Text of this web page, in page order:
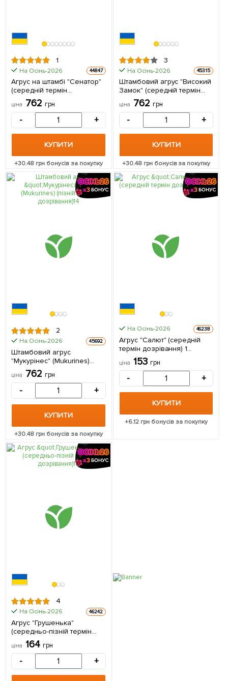
1
На Осінь-2026 44847
Агрус на штамбі "Сенатор"
(середній термін
дозрівання) 1 саджанець в
упаковці
ціна 762 грн
- +
КУПИТИ
+30.48грн бонусів за покупку
3
На Осінь-2026 45315
Штамбовий агрус "Високий
Замок" (середній термін
дозрівання) 1 саджанець в
упаковці
ціна 762 грн
- +
КУПИТИ
+30.48грн бонусів за покупку
2
На Осінь-2026 45692
Штамбовий агрус
"Мукурінес" (Mukurines)
(пізній термін дозрівання) 1
саджанець в упаковці
ціна 762 грн
- +
КУПИТИ
+30.48грн бонусів за покупку
На Осінь-2026 46238
Агрус "Салют" (середній
термін дозрівання) 1
саджанець в упаковці
ціна 153 грн
- +
КУПИТИ
+6.12 грн бонусів за покупку
4
На Осінь-2026 46242
Агрус "Грушенька"
(середньо-пізній термін
дозрівання) 1 саджанець в
упаковці
ціна 164 грн
- +